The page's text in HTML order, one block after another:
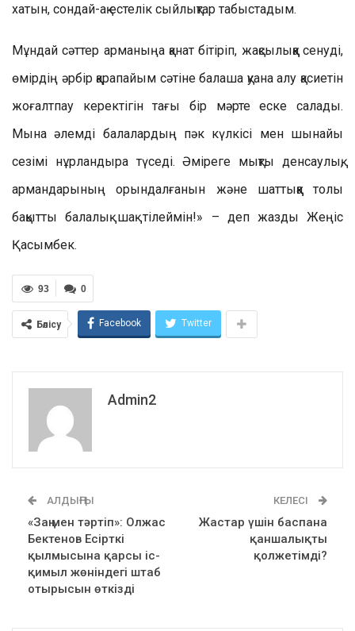
хатын, сондай-ақ естелік сыйлықтар табыстадым.
Мұндай сәттер арманыңа қанат бітіріп, жақсылыққа сенуді,
өмірдің әрбір қарапайым сәтіне балаша қуана алу қасиетін
жоғалтпау керектігін тағы бір мәрте еске салады.
Мына әлемді балалардың пәк күлкісі мен шынайы
сезімі нұрландыра түседі. Әміреге мықты денсаулық,
армандарының орындалғанын және шаттыққа толы
бақытты балалық шақ тілеймін!» – деп жазды Жеңіс
Қасымбек.
0
93
Бөлісу Facebook Twitter
Admin2
АЛДЫҢҒЫ
«Заң мен тәртіп»: Олжас
Бектенов Есірткі
қылмысына қарсы іс-
қимыл жөніндегі штаб
отырысын өткізді
КЕЛЕСІ
Жастар үшін баспана
қаншалықты
қолжетімді?